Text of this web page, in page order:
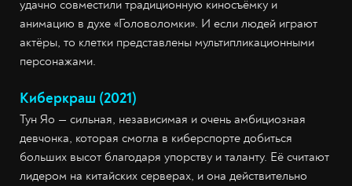
удачно совместили традиционную киносъёмку и
анимацию в духе «Головоломки». И если людей играют
актёры, то клетки представлены мультипликационными
персонажами.
Киберкраш (2021)
Тун Яо — сильная, независимая и очень амбициозная
девчонка, которая смогла в киберспорте добиться
больших высот благодаря упорству и таланту. Её считают
лидером на китайских серверах, и она действительно